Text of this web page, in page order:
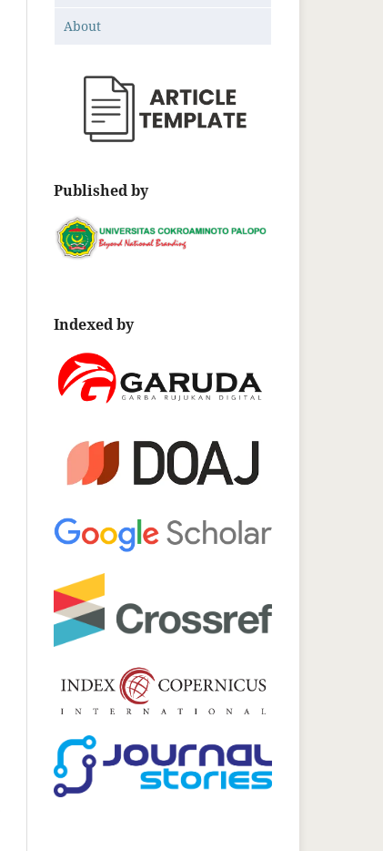
About
Published by
Indexed by